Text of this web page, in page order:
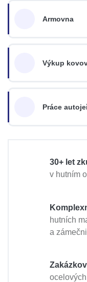
Armovna
Výkup
Práce
30+ let
v hutním
hutních
a